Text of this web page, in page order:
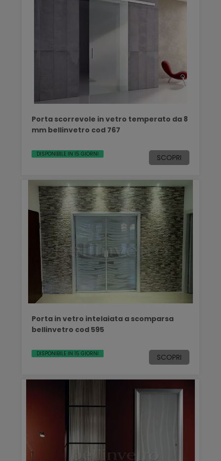
Porta scorrevole in vetro temperato da 8
mm bellinvetro cod 767
DISPONIBILE IN 15 GIORNI SCOPRI
Porta in vetro intelaiata a scomparsa
bellinvetro cod 595
DISPONIBILE IN 15 GIORNI SCOPRI